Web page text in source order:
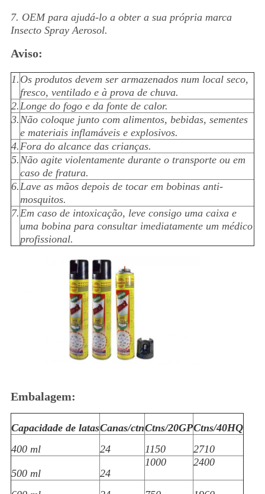
7. OEM para ajudá-lo a obter a sua própria marca
Insecto Spray Aerosol.
Aviso:
1. Os produtos devem ser armazenados num local seco,
fresco, ventilado e à prova de chuva.
2.Longe do fogo e da fonte de calor.
3.Não coloque junto com alimentos, bebidas, sementes
e materiais inflamáveis e explosivos.
4.Fora do alcance das crianças.
5.Não agite violentamente durante o transporte ou em
caso de fratura.
6.Lave as mãos depois de tocar em bobinas anti-
mosquitos.
7.Em caso de intoxicação, leve consigo uma caixa e
uma bobina para consultar imediatamente um médico
profissional.
Embalagem:
Capacidade de latasCanas/ctnCtns/20GPCtns/40HQ
400 ml
24 1150 2710
500 ml 24
1000 2400